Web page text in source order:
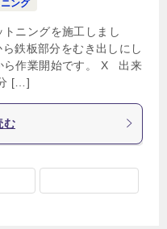
ング
トニングを施工しまし
鉄板部分をむき出しにし
ら作業開始です。 X 出来
[…]
む